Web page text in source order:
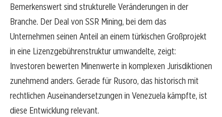
Bemerkenswert sind strukturelle Veränderungen in der
Branche. Der Deal von SSR Mining, bei dem das
Unternehmen seinen Anteil an einem türkischen Großprojekt
in eine Lizenzgebührenstruktur umwandelte, zeigt:
Investoren bewerten Minenwerte in komplexen Jurisdiktionen
zunehmend anders. Gerade für Rusoro, das historisch mit
rechtlichen Auseinandersetzungen in Venezuela kämpfte, ist
diese Entwicklung relevant.